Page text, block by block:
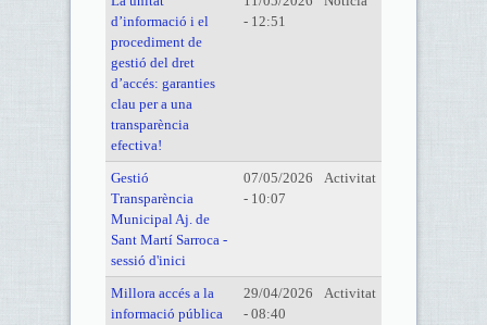
d’informació i el
procediment de
gestió del dret
d’accés: garanties
clau per a una
transparència
efectiva!
- 12:51
Gestió
Transparència
Municipal Aj. de
Sant Martí Sarroca -
sessió d'inici
07/05/2026
- 10:07
Activitat
Millora accés a la
informació pública
29/04/2026
- 08:40
Activitat